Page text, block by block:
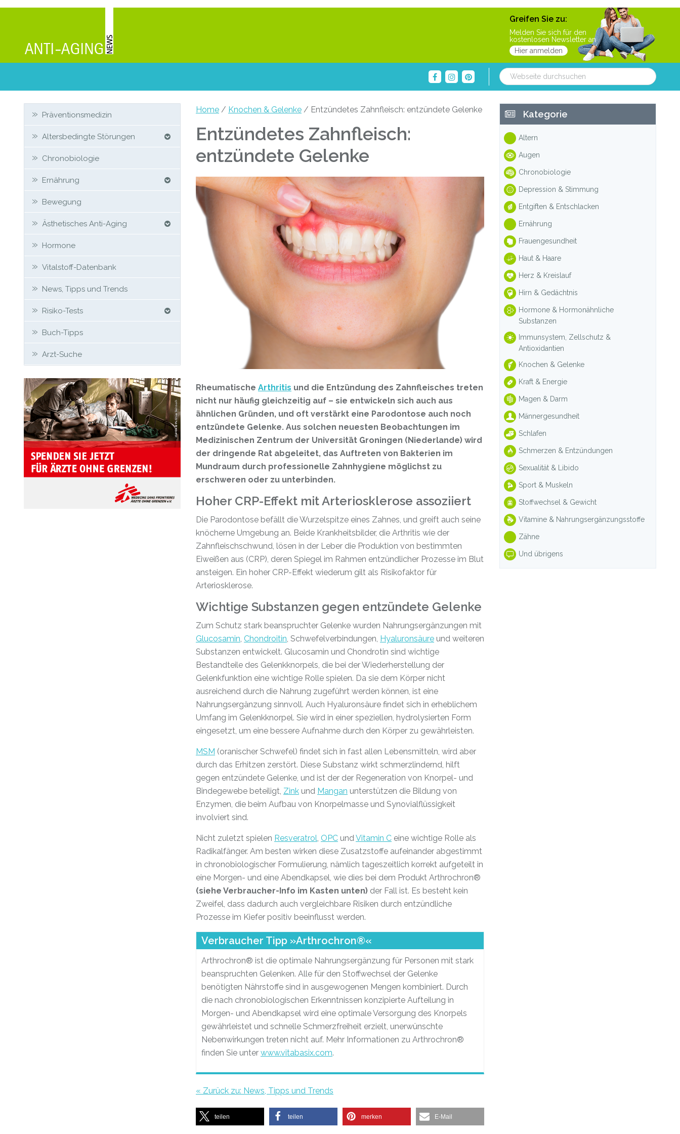
Greifen Sie zu:
Melden Sie sich für den
kostenlosen Newsletter an
Hier anmelden
Webseite
durchsuchen
Home / Knochen & Gelenke / Entzündetes Zahnfleisch: entzündete Gelenke
Entzündetes Zahnfleisch:
entzündete Gelenke
Rheumatische Arthritis und die Entzündung des Zahnfleisches treten
nicht nur häufig gleichzeitig auf – sie entwickeln sich auch aus
ähnlichen Gründen, und oft verstärkt eine Parodontose auch noch
entzündete Gelenke. Aus solchen neuesten Beobachtungen im
Medizinischen Zentrum der Universität Groningen (Niederlande) wird
der dringende Rat abgeleitet, das Auftreten von Bakterien im
Mundraum durch professionelle Zahnhygiene möglichst zu
erschweren oder zu unterbinden.
Hoher CRP-Effekt mit Arteriosklerose assoziiert
Die Parodontose befällt die Wurzelspitze eines Zahnes, und greift auch seine
knöcherne Umgebung an. Beide Krankheitsbilder, die Arthritis wie der
Zahnfleischschwund, lösen in der Leber die Produktion von bestimmten
Eiweißen aus (CRP), deren Spiegel im Rahmen entzündlicher Prozesse im Blut
ansteigen. Ein hoher CRP-Effekt wiederum gilt als Risikofaktor für
Arteriosklerose.
Wichtige Substanzen gegen entzündete Gelenke
Zum Schutz stark beanspruchter Gelenke wurden Nahrungsergänzungen mit
Glucosamin, Chondroitin, Schwefelverbindungen, Hyaluronsäure und weiteren
Substanzen entwickelt. Glucosamin und Chondrotin sind wichtige
Bestandteile des Gelenkknorpels, die bei der Wiederherstellung der
Gelenkfunktion eine wichtige Rolle spielen. Da sie dem Körper nicht
ausreichend durch die Nahrung zugeführt werden können, ist eine
Nahrungsergänzung sinnvoll. Auch Hyaluronsäure findet sich in erheblichem
Umfang im Gelenkknorpel. Sie wird in einer speziellen, hydrolysierten Form
eingesetzt, um eine bessere Aufnahme durch den Körper zu gewährleisten.
MSM (oranischer Schwefel) findet sich in fast allen Lebensmitteln, wird aber
durch das Erhitzen zerstört. Diese Substanz wirkt schmerzlindernd, hilft
gegen entzündete Gelenke, und ist der der Regeneration von Knorpel- und
Bindegewebe beteiligt, Zink und Mangan unterstützen die Bildung von
Enzymen, die beim Aufbau von Knorpelmasse und Synovialflüssigkeit
involviert sind.
Nicht zuletzt spielen Resveratrol, OPC undVitamin C eine wichtige Rolle als
Radikalfänger. Am besten wirken diese Zusatzstoffe aufeinander abgestimmt
in chronobiologischer Formulierung, nämlich tageszeitlich korrekt aufgeteilt in
eine Morgen- und eine Abendkapsel, wie dies bei dem Produkt Arthrochron®
(siehe Verbraucher-Info im Kasten unten) der Fall ist. Es besteht kein
Zweifel, dass dadurch auch vergleichbare Risiken durch entzündliche
Prozesse im Kiefer positiv beeinflusst werden.
Verbraucher Tipp »Arthrochron®«
Arthrochron® ist die optimale Nahrungsergänzung für Personen mit stark
beanspruchten Gelenken. Alle für den Stoffwechsel der Gelenke
benötigten Nährstoffe sind in ausgewogenen Mengen kombiniert. Durch
die nach chronobiologischen Erkenntnissen konzipierte Aufteilung in
Morgen- und Abendkapsel wird eine optimale Versorgung des Knorpels
gewährleistet und schnelle Schmerzfreiheit erzielt, unerwünschte
Nebenwirkungen treten nicht auf. Mehr Informationen zu Arthrochron®
finden Sie unter www.vitabasix.com.
« Zurück zu: News, Tipps und Trends
teilen teilen merken E-Mail
Haupt-
Sidebar
Kategorie
Altern
Augen
Chronobiologie
Depression & Stimmung
Entgiften & Entschlacken
Ernährung
Frauengesundheit
Haut & Haare
Herz & Kreislauf
Hirn & Gedächtnis
Hormone & Hormonähnliche
Substanzen
Immunsystem, Zellschutz &
Antioxidantien
Knochen & Gelenke
Kraft & Energie
Magen & Darm
Männergesundheit
Schlafen
Schmerzen & Entzündungen
Sexualität & Libido
Sport & Muskeln
Stoffwechsel & Gewicht
Vitamine & Nahrungsergänzungsstoffe
Zähne
Und übrigens
Zweit-
Sidebar
Präventionsmedizin
Altersbedingte Störungen
Chronobiologie
Ernährung
Bewegung
Ästhetisches Anti-Aging
Hormone
Vitalstoff-Datenbank
News, Tipps und Trends
Risiko-Tests
Buch-Tipps
Arzt-Suche